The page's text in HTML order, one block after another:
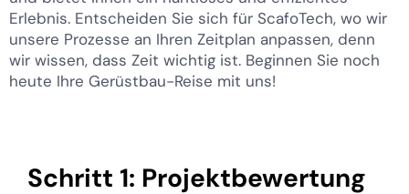
Erlebnis. Entscheiden Sie sich für ScafoTech, wo wir
unsere Prozesse an Ihren Zeitplan anpassen, denn
wir wissen, dass Zeit wichtig ist. Beginnen Sie noch
heute Ihre Gerüstbau-Reise mit uns!
Schritt 1: Projektbewertung
MN
KO